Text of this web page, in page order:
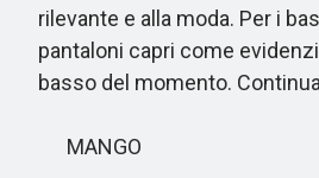
rilevante e alla moda. Per i
pantaloni capri come
basso del momento.
MANGO